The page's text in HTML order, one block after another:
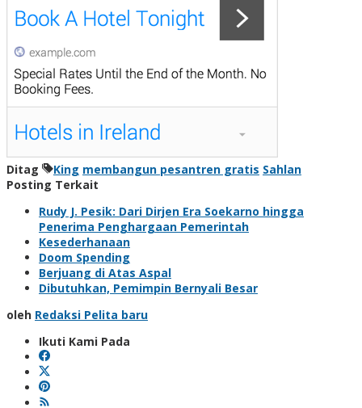
Ditag King membangun pesantren gratis Sahlan
Posting Terkait
Rudy J. Pesik: Dari Dirjen Era Soekarno hingga
Penerima Penghargaan Pemerintah
Kesederhanaan
Doom Spending
Berjuang di Atas Aspal
Dibutuhkan, Pemimpin Bernyali Besar
oleh Redaksi Pelita baru
Ikuti Kami Pada